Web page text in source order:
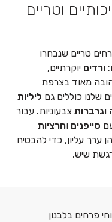
וטריים
טריים שנבחרו
ורדים יוקרתיים,
מאוד בצרפת
שלנו כוללים גם ליליות
וגרברות צבעוניות. עבור
סייפנים וחרציות
ערך עליון, כדי להבטיח
שיש.
פרחים בלבנון